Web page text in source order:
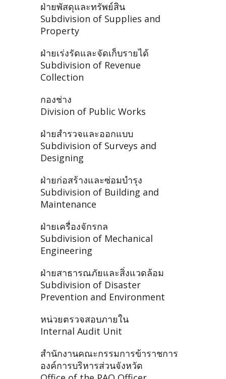
ฝ่ายพัสดุและทรัพย์สิน
Subdivision of Supplies and
Property
ฝ่ายเร่งรัดและจัดเก็บรายได้
Subdivision of Revenue
Collection
กองช่าง
Division of Public Works
ฝ่ายสำรวจและออกแบบ
Subdivision of Surveys and
Designing
ฝ่ายก่อสร้างและซ่อมบำรุง
Subdivision of Building and
Maintenance
ฝ่ายเครื่องจักรกล
Subdivision of Mechanical
Engineering
ฝ่ายสาธารณภัยและสิ่งแวดล้อม
Subdivision of Disaster
Prevention and Environment
หน่วยตรวจสอบภายใน
Internal Audit Unit
สำนักงานคณะกรรมการข้าราชการ
องค์การบริหารส่วนจังหวัด